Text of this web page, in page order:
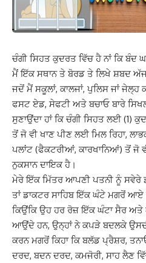
ਚੰਗੀ ਸਿਹਤ ਕੁਦਰਤ ਵਿੱਚ ਹੈ ਨਾਂ ਕਿ ਬੰਦ
ਮੈਂ ਇੱਕ ਸਥਾਨ ਤੇ ਬੋਰਡ ਤੇ ਲਿਖੇ ਸ਼ਬਦ
ਜਦੋਂ ਮੈਂ ਸਕੂਲਾਂ, ਕਾਲਜਾਂ, ਪੁਲਿਸ ਜਾਂ ਜੇਲ੍ਹ
ਫਸਟ ਏਡ, ਸੇਫਟੀ ਅਤੇ ਬਚਾਓ ਬਾਰੇ
ਸੁਣਾਉਂਦਾ ਹਾਂ ਕਿ ਚੰਗੀ ਸਿਹਤ ਲਈ (1)
ਤੋਂ ਜੋ ਵੀ ਖਾਣ ਪੀਣ ਲਈ ਮਿਲ ਰਿਹਾ,
ਪਲਾਂਟ (ਫੈਕਟਰੀਆਂ, ਕਾਰਖਾਨਿਆਂ) ਤੋਂ ਜੋ
ਨੁਕਸਾਨ ਦਾਇਕ ਹੈ।
ਮੇਰੇ ਇੱਕ ਮਿੱਤਰ ਆਪਣੀ ਪਤਨੀ ਨੂੰ ਸਵੇਰੇ
ਤਾਂ ਡਾਕਟਰ ਸਾਹਿਬ ਇੱਕ ਘੰਟੇ ਮਗਰੋਂ
ਕਿਉਂਕਿ ਉਹ ਹਰ ਰੋਜ਼ ਇੱਕ ਘੰਟਾ ਸੈਰ ਅਤੇ
ਆਉਂਦੇ ਹਨ, ਉਨ੍ਹਾਂ ਨੇ ਕਪੜੇ ਬਦਲਕੇ
ਕਰਨ ਮਗਰੋਂ ਕਿਹਾ ਕਿ ਬਲੱਡ ਪ੍ਰੈਸ਼ਰ,
ਦਰਦ, ਬਦਨ ਦਰਦ, ਕਮਜੋਰੀ, ਸਾਹ ਲੈਣ